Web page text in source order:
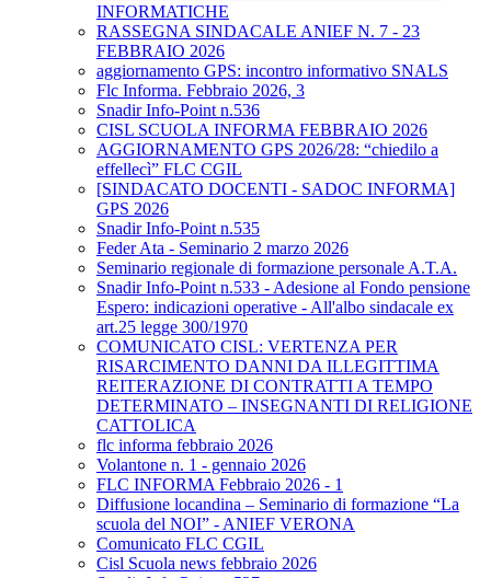
INFORMATICHE
RASSEGNA SINDACALE ANIEF N. 7 - 23
FEBBRAIO 2026
aggiornamento GPS: incontro informativo SNALS
Flc Informa. Febbraio 2026, 3
Snadir Info-Point n.536
CISL SCUOLA INFORMA FEBBRAIO 2026
AGGIORNAMENTO GPS 2026/28: “chiedilo a
effellecì” FLC CGIL
[SINDACATO DOCENTI - SADOC INFORMA]
GPS 2026
Snadir Info-Point n.535
Feder Ata - Seminario 2 marzo 2026
Seminario regionale di formazione personale A.T.A.
Snadir Info-Point n.533 - Adesione al Fondo pensione
Espero: indicazioni operative - All'albo sindacale ex
art.25 legge 300/1970
COMUNICATO CISL: VERTENZA PER
RISARCIMENTO DANNI DA ILLEGITTIMA
REITERAZIONE DI CONTRATTI A TEMPO
DETERMINATO – INSEGNANTI DI RELIGIONE
CATTOLICA
flc informa febbraio 2026
Volantone n. 1 - gennaio 2026
FLC INFORMA Febbraio 2026 - 1
Diffusione locandina – Seminario di formazione “La
scuola del NOI” - ANIEF VERONA
Comunicato FLC CGIL
Cisl Scuola news febbraio 2026